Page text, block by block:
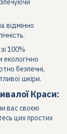
відмінно
100%
безпечні,
шкіри.
Краси:
вас своєю
цих простих